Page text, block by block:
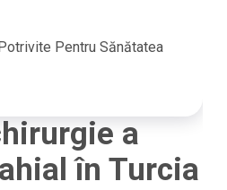
Pentru Sănătatea
a
în Turcia